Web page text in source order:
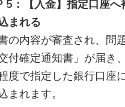
5：【入金】指定口座へ
まれる
の内容が審査され、問
付確定通知書」が届き
度で指定した銀行口座
まれます。